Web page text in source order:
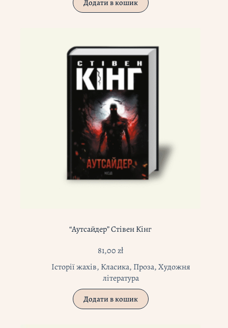
Додати в кошик
“Аутсайдер” Стівен Кінг
81,00zł
Історії жахів, Класика, Проза,Художня
література
Додати в кошик